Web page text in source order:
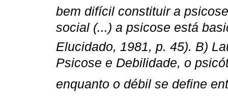
bem difícil constituir a
social (...) a psicose está
Elucidado, 1981, p. 45). B)
Psicose e Debilidade, o
enquanto o débil se define